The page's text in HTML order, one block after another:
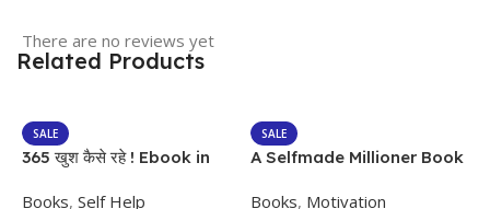
There are no reviews yet
Related Products
SALE
365 खुश कैसे रहे ! Ebook in
Books, Self Help
SALE
A Selfmade Millioner Book
Books, Motivation